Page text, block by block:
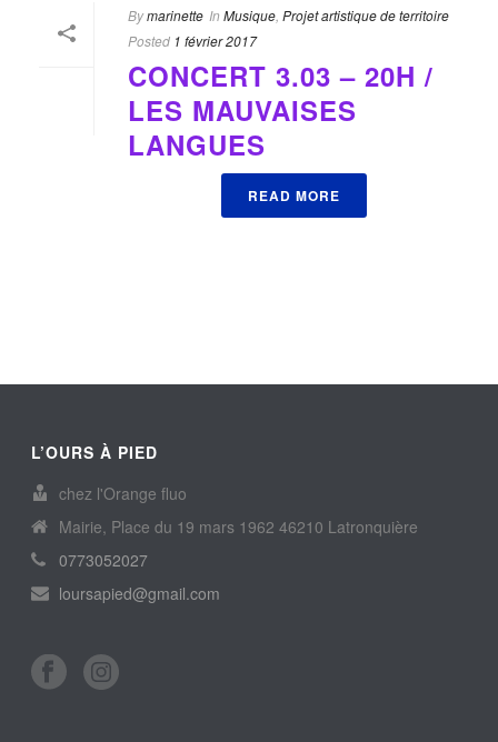
Bymarinette In Musique Projet artistique de territoire
Posted 1 février 2017
CONCERT 3.03 – 20H /
LES MAUVAISES
LANGUES
READ MORE
L’OURS À PIED
chez l'Orange fluo
Mairie, Place du 19 mars 1962 46210 Latronquière
0773052027
loursapied@gmail.com